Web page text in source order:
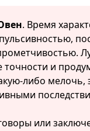
. Время
и
либо мелочь,
или